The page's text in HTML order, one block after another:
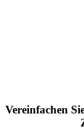
Vereinfachen